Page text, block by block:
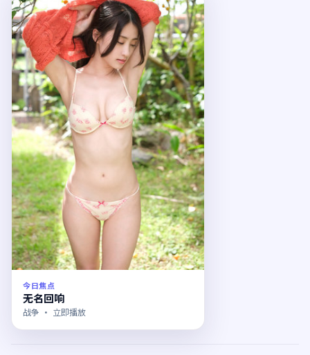
今日焦点
无名回响
战争 · 立即播放